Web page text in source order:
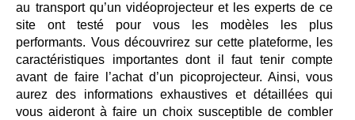
au transport qu’un vidéoprojecteur et les experts de ce
site ont testé pour vous les modèles les plus
performants. Vous découvrirez sur cette plateforme, les
caractéristiques importantes dont il faut tenir compte
avant de faire l’achat d’un picoprojecteur. Ainsi, vous
aurez des informations exhaustives et détaillées qui
vous aideront à faire un choix susceptible de combler